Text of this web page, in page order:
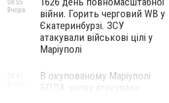
війни. Горить черговий WB у
Єкатеринбурзі. ЗСУ
атакували військові цілі у
Маріуполі
08:55
Вчора
В окупованому Маріуполі
БПЛА знову атакували